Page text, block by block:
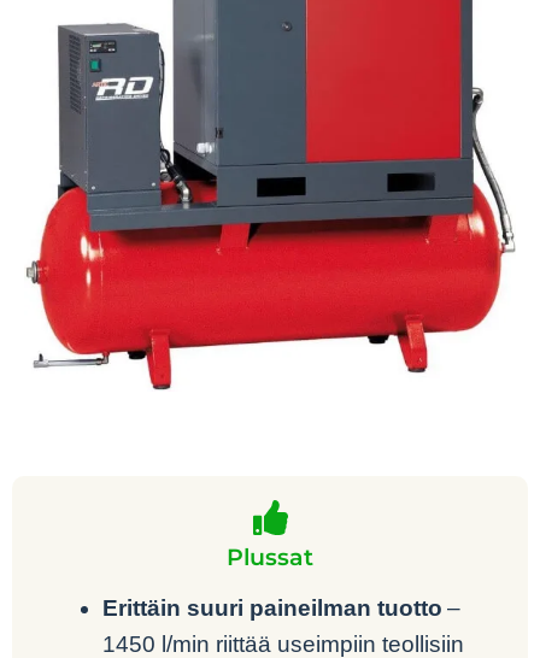
Plussat
Erittäin suuri paineilman tuotto –
1450 l/min riittää useimpiin teollisiin